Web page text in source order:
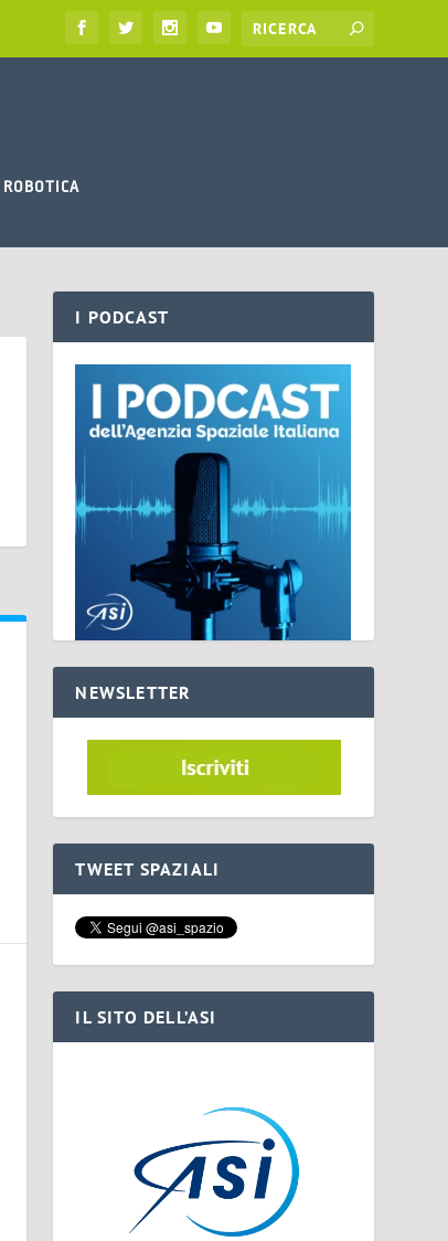
ROBOTICA
I PODCAST
NEWSLETTER
TWEET SPAZIALI
IL SITO DELL’ASI